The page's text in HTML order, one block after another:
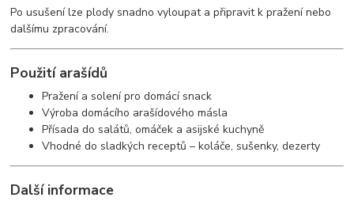
Po usušení lze plody snadno vyloupat a připravit k pražení nebo
dalšímu zpracování.
Použití arašídů
Pražení a solení pro domácí snack
Výroba domácího arašídového másla
Přísada do salátů, omáček a asijské kuchyně
Vhodné do sladkých receptů – koláče, sušenky, dezerty
Další informace